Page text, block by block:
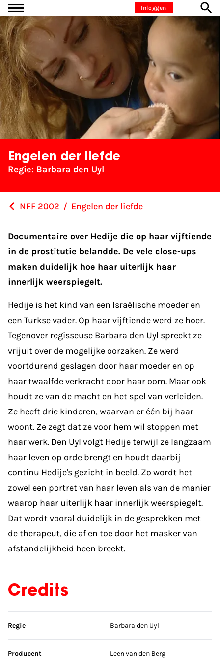
Ga naar inhoudInloggen
Engelen der liefde
Regie: Barbara den Uyl
NFF 2002 / Engelen der liefde
Documentaire over Hedije die op haar vijftiende
in de prostitutie belandde. De vele close-ups
maken duidelijk hoe haar uiterlijk haar
innerlijk weerspiegelt.
Hedije is het kind van een Israëlische moeder en
een Turkse vader. Op haar vijftiende werd ze hoer.
Tegenover regisseuse Barbara den Uyl spreekt ze
vrijuit over de mogelijke oorzaken. Ze werd
voortdurend geslagen door haar moeder en op
haar twaalfde verkracht door haar oom. Maar ook
houdt ze van de macht en het spel van verleiden.
Ze heeft drie kinderen, waarvan er één bij haar
woont. Ze zegt dat ze voor hem wil stoppen met
haar werk. Den Uyl volgt Hedije terwijl ze langzaam
haar leven op orde brengt en houdt daarbij
continu Hedije's gezicht in beeld. Zo wordt het
zowel een portret van haar leven als van de manier
waarop haar uiterlijk haar innerlijk weerspiegelt.
Dat wordt vooral duidelijk in de gesprekken met
de therapeut, die af en toe door het masker van
afstandelijkheid heen breekt.
Credits
Sla credits over
Regie Barbara den Uyl
Producent Leen van den Berg